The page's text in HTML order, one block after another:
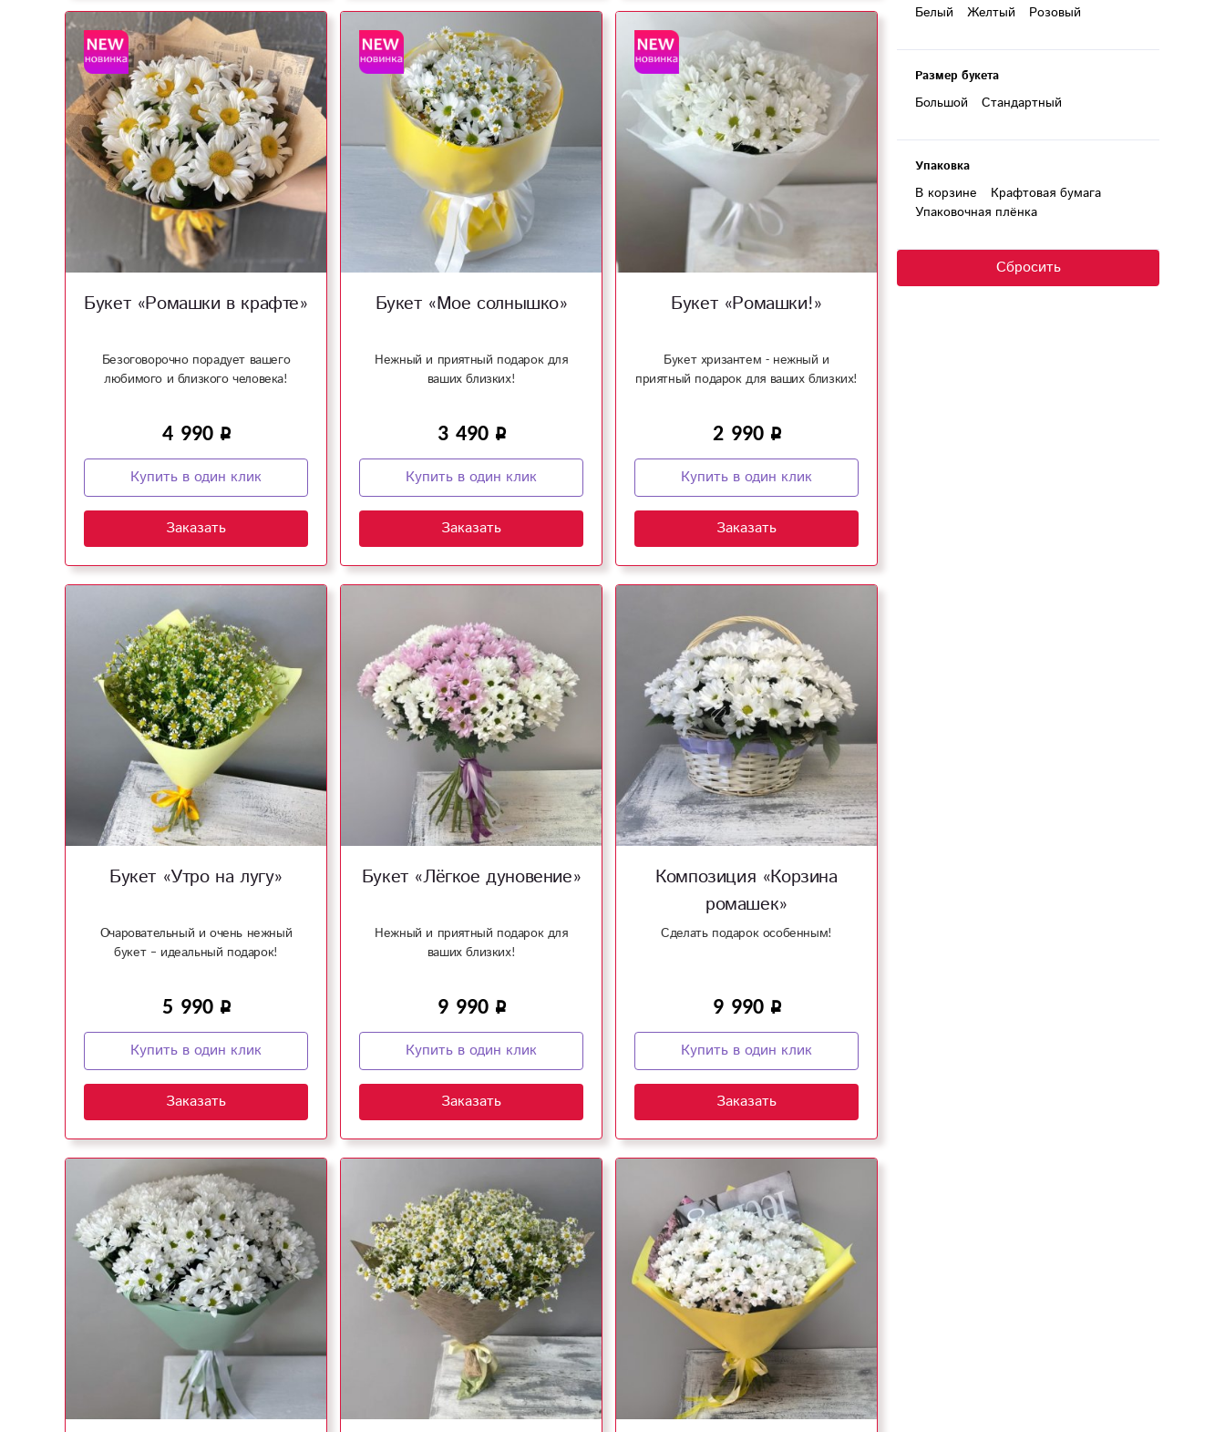
Букет «Ромашки в крафте»
Безоговорочно порадует вашего
любимого и близкого человека!
4 990
Купить в один клик
Заказать
Букет «Мое солнышко»
Нежный и приятный подарок для
ваших близких!
3 490
Купить в один клик
Заказать
Букет «Ромашки!»
Букет хризантем - нежный и
приятный подарок для ваших близких!
2 990
Купить в один клик
Заказать
Букет «Утро на лугу»
Очаровательный и очень нежный
букет – идеальный подарок!
5 990
Купить в один клик
Заказать
Букет «Лёгкое дуновение»
Нежный и приятный подарок для
ваших близких!
9 990
Купить в один клик
Заказать
Композиция «Корзина
ромашек»
Сделать подарок особенным!
9 990
Купить в один клик
Заказать
Белый Желтый Розовый
Размер букета
Большой Стандартный
Упаковка
В корзине
Крафтовая бумага
Упаковочная плёнка
Сбросить